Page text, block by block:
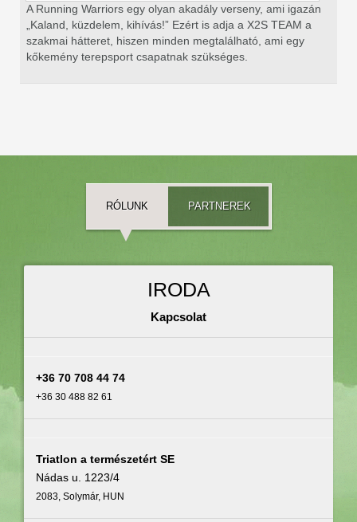
A Running Warriors egy olyan akadály verseny, ami igazán
„Kaland, küzdelem, kihívás!” Ezért is adja a X2S TEAM a
szakmai hátteret, hiszen minden megtalálható, ami egy
kőkemény terepsport csapatnak szükséges.
RÓLUNK PARTNEREK
IRODA
Kapcsolat
+36 70 708 44 74
+36 30 488 82 61
Triatlon a természetért SE
Nádas u. 1223/4
2083, Solymár, HUN